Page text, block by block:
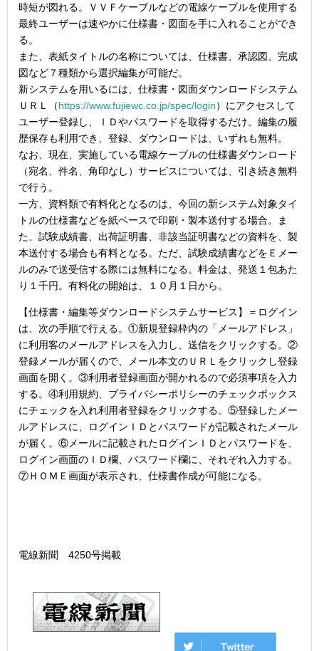
時短が図れる。ＶＶＦケーブルなどの電線ケーブルを使用する
最終ユーザーは速やかに仕様書・図面を手に入れることができ
る。
また、表紙タイトルの名称については、仕様書、承認図、完成
図など７種類から選択編集が可能だ。
新システムを用いるには、仕様書・図面ダウンロードシステム
ＵＲＬ（https://www.fujiewc.co.jp/spec/login）にアクセスして
ユーザー登録し、ＩＤやパスワードを取得するだけ。編集の履
歴保存も利用でき、登録、ダウンロードは、いずれも無料。
なお、現在、実施している電線ケーブルの仕様書ダウンロード
（宛名、件名、角印なし）サービスについては、引き続き無料
で行う。
一方、資料類で有料化となるのは、今回の新システム対象タイ
トルの仕様書などを紙ベースで印刷・製本送付する場合。ま
た、試験成績書、出荷証明書、非該当証明書などの資料を、製
本送付する場合も有料となる。ただ、試験成績書などをＥメー
ルのみで送受信する際には無料になる。料金は、発送１包あた
り１千円。有料化の開始は、１０月１日から。
【仕様書・編集等ダウンロードシステムサービス】＝ログイン
は、次の手順で行える。①新規登録枠内の「メールアドレス」
に利用客のメールアドレスを入力し、送信をクリックする。②
登録メールが届くので、メール本文のＵＲＬをクリックし登録
画面を開く。③利用者登録画面が開かれるので必須事項を入力
する。④利用規約、プライバシーポリシーのチェックボックス
にチェックを入れ利用者登録をクリックする。⑤登録したメー
ルアドレスに、ログインＩＤとパスワードが記載されたメール
が届く。⑥メールに記載されたログインＩＤとパスワードを、
ログイン画面のＩＤ欄、パスワード欄に、それぞれ入力する。
⑦ＨＯＭＥ画面が表示され、仕様書作成が可能になる。
電線新聞 4250号掲載